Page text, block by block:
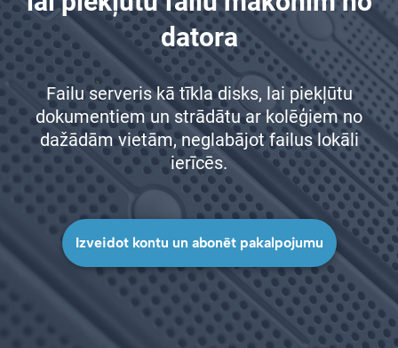
datora
Failu serveris kā tīkla disks, lai piekļūtu
dokumentiem un strādātu ar kolēģiem no
dažādām vietām, neglabājot failus lokāli
ierīcēs.
Izveidot kontu un abonēt pakalpojumu